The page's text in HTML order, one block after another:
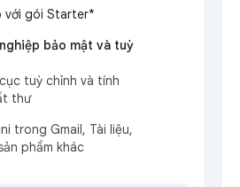
với gói Starter*
bảo mật và tuỳ
tuỳ chỉnh và tính
thư
trong Gmail, Tài liệu,
phẩm khác